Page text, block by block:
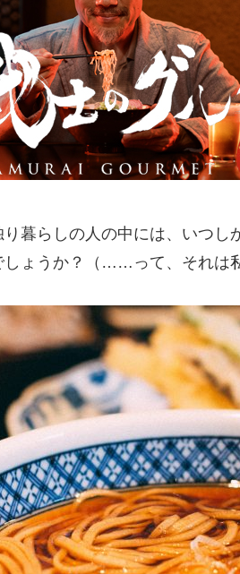
暮らしの人の中には、いつし
ょうか？（……って、それは